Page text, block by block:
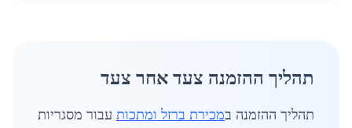
תהליך ההזמנה צעד אחר צעד
תהליך ההזמנה במכירת ברזל ומתכות עבור מסגריות